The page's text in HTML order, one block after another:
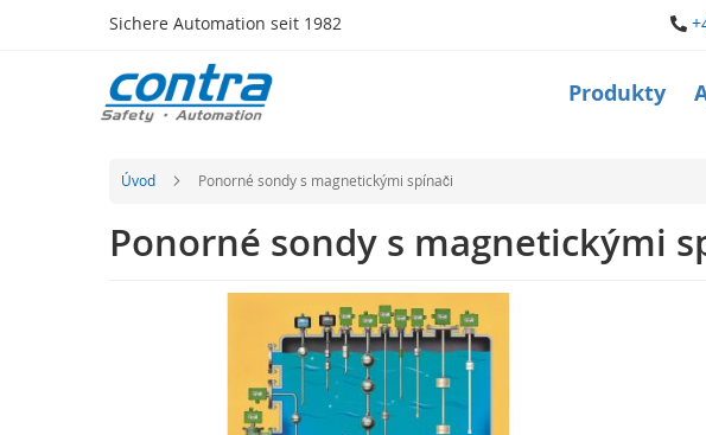
Sichere Automation seit 1982
Přejít
obsah
Produkty
Bezpečnostní
Dotykové
Spínače,
senzory
Produkty
Úvod Ponorné sondy s magnetickými spínači
Ponorné sondy s magnetickými